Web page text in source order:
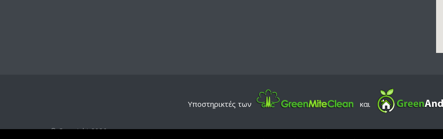
Υποστηρικτές των και
© Copyright 2026